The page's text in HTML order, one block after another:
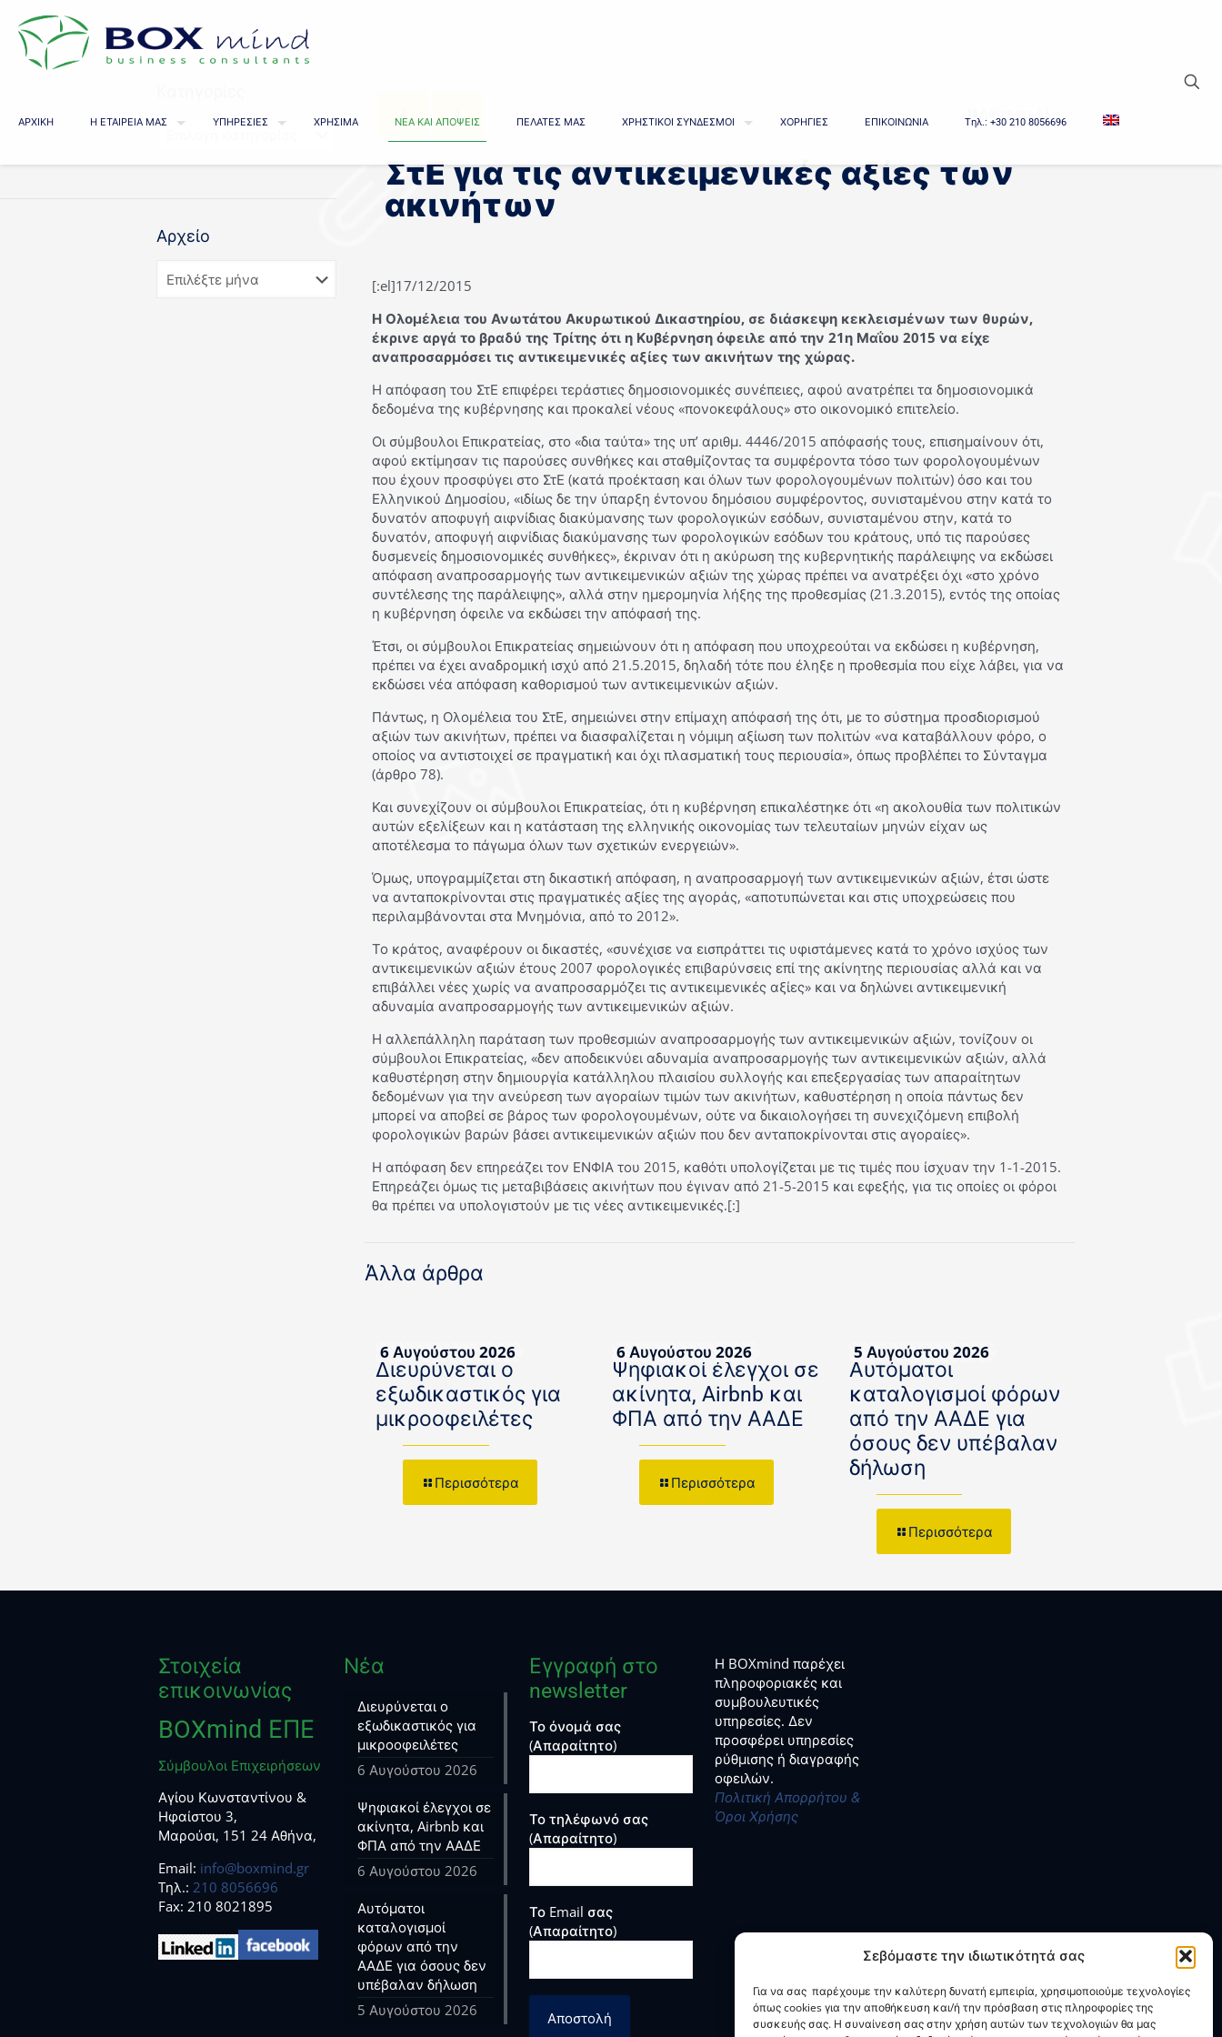
Σεβόμαστε την ιδιωτικότητά σας
Για να σας παρέχουμε την καλύτερη δυνατή εμπειρία, χρησιμοποιούμε τεχνολογίες
όπως cookies για την αποθήκευση και/ή την πρόσβαση στις πληροφορίες της
συσκευής σας. Η συναίνεση σας στην χρήση αυτών των τεχνολογιών θα μας
ΑΡΧΙΚΗ Η ΕΤΑΙΡΕΙΑ ΜΑΣ ΥΠΗΡΕΣΙΕΣ ΧΡΗΣΙΜΑ ΝΕΑ ΚΑΙ ΑΠΟΨΕΙΣ ΠΕΛΑΤΕΣ ΜΑΣ ΧΡΗΣΤΙΚΟΙ ΣΥΝΔΕΣΜΟΙ ΧΟΡΗΓΙΕΣ ΕΠΙΚΟΙΝΩΝΙΑ Tηλ.: +30 210 8056696
ΣτΕ για τις αντικειμενικές αξίες των
ακινήτων
[:el]17/12/2015
Η Ολομέλεια του Ανωτάτου Ακυρωτικού Δικαστηρίου, σε διάσκεψη κεκλεισμένων των θυρών,
έκρινε αργά το βραδύ της Τρίτης ότι η Κυβέρνηση όφειλε από την 21η Μαΐου 2015 να είχε
αναπροσαρμόσει τις αντικειμενικές αξίες των ακινήτων της χώρας.
Η απόφαση του ΣτΕ επιφέρει τεράστιες δημοσιονομικές συνέπειες, αφού ανατρέπει τα δημοσιονομικά
δεδομένα της κυβέρνησης και προκαλεί νέους «πονοκεφάλους» στο οικονομικό επιτελείο.
Οι σύμβουλοι Επικρατείας, στο «δια ταύτα» της υπ’ αριθμ. 4446/2015 απόφασής τους, επισημαίνουν ότι,
αφού εκτίμησαν τις παρούσες συνθήκες και σταθμίζοντας τα συμφέροντα τόσο των φορολογουμένων
που έχουν προσφύγει στο ΣτΕ (κατά προέκταση και όλων των φορολογουμένων πολιτών) όσο και του
Ελληνικού Δημοσίου, «ιδίως δε την ύπαρξη έντονου δημόσιου συμφέροντος, συνισταμένου στην κατά το
δυνατόν αποφυγή αιφνίδιας διακύμανσης των φορολογικών εσόδων, συνισταμένου στην, κατά το
δυνατόν, αποφυγή αιφνίδιας διακύμανσης των φορολογικών εσόδων του κράτους, υπό τις παρούσες
δυσμενείς δημοσιονομικές συνθήκες», έκριναν ότι η ακύρωση της κυβερνητικής παράλειψης να εκδώσει
απόφαση αναπροσαρμογής των αντικειμενικών αξιών της χώρας πρέπει να ανατρέξει όχι «στο χρόνο
συντέλεσης της παράλειψης», αλλά στην ημερομηνία λήξης της προθεσμίας (21.3.2015), εντός της οποίας
η κυβέρνηση όφειλε να εκδώσει την απόφασή της.
Έτσι, οι σύμβουλοι Επικρατείας σημειώνουν ότι η απόφαση που υποχρεούται να εκδώσει η κυβέρνηση,
πρέπει να έχει αναδρομική ισχύ από 21.5.2015, δηλαδή τότε που έληξε η προθεσμία που είχε λάβει, για να
εκδώσει νέα απόφαση καθορισμού των αντικειμενικών αξιών.
Πάντως, η Ολομέλεια του ΣτΕ, σημειώνει στην επίμαχη απόφασή της ότι, με το σύστημα προσδιορισμού
αξιών των ακινήτων, πρέπει να διασφαλίζεται η νόμιμη αξίωση των πολιτών «να καταβάλλουν φόρο, ο
οποίος να αντιστοιχεί σε πραγματική και όχι πλασματική τους περιουσία», όπως προβλέπει το Σύνταγμα
(άρθρο 78).
Και συνεχίζουν οι σύμβουλοι Επικρατείας, ότι η κυβέρνηση επικαλέστηκε ότι «η ακολουθία των πολιτικών
αυτών εξελίξεων και η κατάσταση της ελληνικής οικονομίας των τελευταίων μηνών είχαν ως
αποτέλεσμα το πάγωμα όλων των σχετικών ενεργειών».
Όμως, υπογραμμίζεται στη δικαστική απόφαση, η αναπροσαρμογή των αντικειμενικών αξιών, έτσι ώστε
να ανταποκρίνονται στις πραγματικές αξίες της αγοράς, «αποτυπώνεται και στις υποχρεώσεις που
περιλαμβάνονται στα Μνημόνια, από το 2012».
Το κράτος, αναφέρουν οι δικαστές, «συνέχισε να εισπράττει τις υφιστάμενες κατά το χρόνο ισχύος των
αντικειμενικών αξιών έτους 2007 φορολογικές επιβαρύνσεις επί της ακίνητης περιουσίας αλλά και να
επιβάλλει νέες χωρίς να αναπροσαρμόζει τις αντικειμενικές αξίες» και να δηλώνει αντικειμενική
αδυναμία αναπροσαρμογής των αντικειμενικών αξιών.
Η αλλεπάλληλη παράταση των προθεσμιών αναπροσαρμογής των αντικειμενικών αξιών, τονίζουν οι
σύμβουλοι Επικρατείας, «δεν αποδεικνύει αδυναμία αναπροσαρμογής των αντικειμενικών αξιών, αλλά
καθυστέρηση στην δημιουργία κατάλληλου πλαισίου συλλογής και επεξεργασίας των απαραίτητων
δεδομένων για την ανεύρεση των αγοραίων τιμών των ακινήτων, καθυστέρηση η οποία πάντως δεν
μπορεί να αποβεί σε βάρος των φορολογουμένων, ούτε να δικαιολογήσει τη συνεχιζόμενη επιβολή
φορολογικών βαρών βάσει αντικειμενικών αξιών που δεν ανταποκρίνονται στις αγοραίες».
Η απόφαση δεν επηρεάζει τον ΕΝΦΙΑ του 2015, καθότι υπολογίζεται με τις τιμές που ίσχυαν την 1-1-2015.
Επηρεάζει όμως τις μεταβιβάσεις ακινήτων που έγιναν από 21-5-2015 και εφεξής, για τις οποίες οι φόροι
θα πρέπει να υπολογιστούν με τις νέες αντικειμενικές.[:]
Άλλα άρθρα
6 Αυγούστου 2026
Διευρύνεται ο
εξωδικαστικός για
μικροοφειλέτες
Περισσότερα
6 Αυγούστου 2026
Ψηφιακοί έλεγχοι σε
ακίνητα, Airbnb και
ΦΠΑ από την ΑΑΔΕ
Περισσότερα
5 Αυγούστου 2026
Αυτόματοι
καταλογισμοί φόρων
από την ΑΑΔΕ για
όσους δεν υπέβαλαν
δήλωση
Περισσότερα
Αρχείο
Στοιχεία
επικοινωνίας
BOXmind ΕΠΕ
Σύμβουλοι Επιχειρήσεων
Αγίου Κωνσταντίνου &
Ηφαίστου 3,
Μαρούσι, 151 24 Αθήνα,
Email: info@boxmind.gr
Tηλ.: 210 8056696
Fax: 210 8021895
Νέα
Διευρύνεται ο
εξωδικαστικός για
μικροοφειλέτες
6 Αυγούστου 2026
Ψηφιακοί έλεγχοι σε
ακίνητα, Airbnb και
ΦΠΑ από την ΑΑΔΕ
6 Αυγούστου 2026
Αυτόματοι
καταλογισμοί
φόρων από την
ΑΑΔΕ για όσους δεν
υπέβαλαν δήλωση
5 Αυγούστου 2026
Εγγραφή στο
newsletter
Το όνομά σας
(Απαραίτητο)
Το τηλέφωνό σας
(Απαραίτητο)
Το Email σας
(Απαραίτητο)
Η BOXmind παρέχει
πληροφοριακές και
συμβουλευτικές
υπηρεσίες. Δεν
προσφέρει υπηρεσίες
ρύθμισης ή διαγραφής
οφειλών.
Πολιτική Απορρήτου &
Όροι Χρήσης